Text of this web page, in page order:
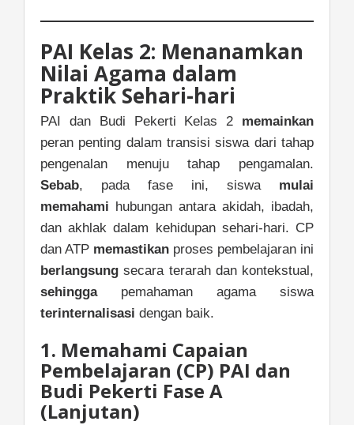
PAI Kelas 2: Menanamkan
Nilai Agama dalam
Praktik Sehari-hari
PAI dan Budi Pekerti Kelas 2 memainkan
peran penting dalam transisi siswa dari tahap
pengenalan menuju tahap pengamalan.
Sebab, pada fase ini, siswa mulai
memahami hubungan antara akidah, ibadah,
dan akhlak dalam kehidupan sehari-hari. CP
dan ATP memastikan proses pembelajaran ini
berlangsung secara terarah dan kontekstual,
sehinggapemahaman agama siswa
terinternalisasi dengan baik.
1. Memahami Capaian
Pembelajaran (CP) PAI dan
Budi Pekerti Fase A
(Lanjutan)